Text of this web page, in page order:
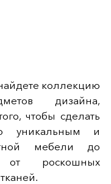
коллекцию
дизайна,
чтобы сделать
уникальным и
мебели до
от роскошных